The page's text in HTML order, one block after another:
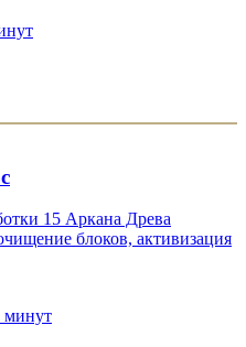
15 Аркана Древа
блоков, активизация
минут